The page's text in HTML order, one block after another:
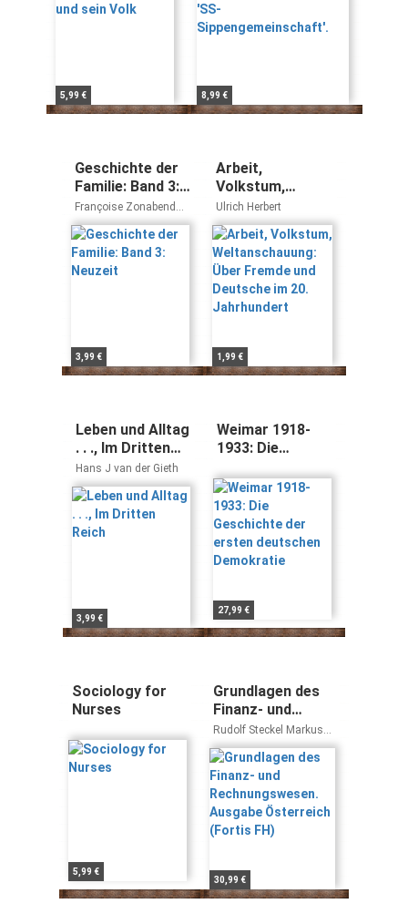
5,99 € 8,99 €
Geschichte der
Familie: Band 3:
Neuzeit
Françoise Zonabend
André Burguière
3,99 €
Arbeit,
Volkstum,
Weltanschauung:
Über Fremde und
Deutsche im 20.
Jahrhundert
Ulrich Herbert
1,99 €
Leben und Alltag
. . ., Im Dritten
Reich
Hans J van der Gieth
3,99 €
Weimar 1918-
1933: Die
ersten
deutschen
Demokratie
27,99 €
Sociology for
Nurses
5,99 €
Grundlagen des
Finanz- und
Rechnungswesen.
Ausgabe
Österreich
(Fortis FH)
Rudolf Steckel Markus
Hämmerle
30,99 €